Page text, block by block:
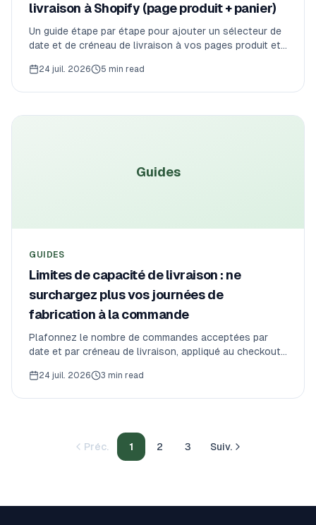
livraison à Shopify (page produit + panier)
Un guide étape par étape pour ajouter un sélecteur de
date et de créneau de livraison à vos pages produit et
limites et plafonds de capacité. Sans code.
24 juil. 2026 5 min read
Guides
GUIDES
Limites de capacité de livraison : ne
surchargez plus vos journées de
fabrication à la commande
Plafonnez le nombre de commandes acceptées par
date et par créneau de livraison, appliqué au checkout
fabrication à la commande.
24 juil. 2026 3 min read
Préc. 1 2 3 Suiv.